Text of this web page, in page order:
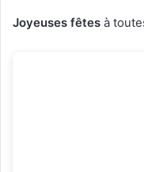
Joyeuses fêtes à